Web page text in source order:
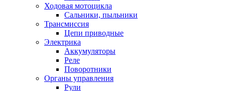
Ходовая мотоцикла
Сальники, пыльники
Трансмиссия
Цепи приводные
Электрика
Аккумуляторы
Реле
Поворотники
Органы управления
Рули